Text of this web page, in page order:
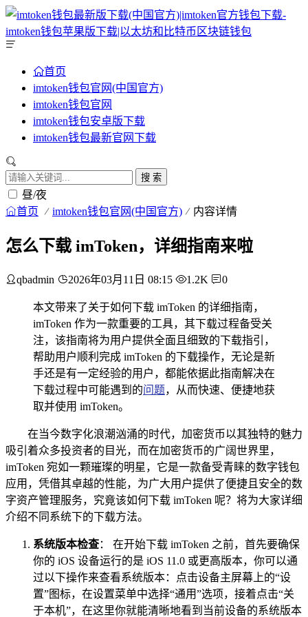
首页
imtoken钱包官网(中国官方)
imtoken钱包官网
imtoken钱包安卓版下载
imtoken钱包最新官网下载
搜 索
昼/夜
首页 imtoken钱包官网(中国官方) 内容详情
怎么下载 imToken，详细指南来啦
qbadmin 2026年03月11日 08:15 1.2K 0
本文带来了关于如何下载 imToken 的详细指南，
imToken 作为一款重要的工具，其下载过程备受关
注，该指南将为用户提供全面且细致的下载指引，
帮助用户顺利完成 imToken 的下载操作，无论是新
手还是有一定经验的用户，都能依据此指南解决在
下载过程中可能遇到的问题，从而快速、便捷地获
取并使用 imToken。
在当今数字化浪潮汹涌的时代，加密货币以其独特的魅力
吸引着众多投资者的目光，而在加密货币的广阔世界里，
imToken 宛如一颗璀璨的明星，它是一款备受青睐的数字钱包
应用，凭借其卓越的性能，为广大用户提供了便捷且安全的数
字资产管理服务，究竟该如何下载 imToken 呢？将为大家详细
介绍不同系统下的下载方法。
系统版本检查： 在开始下载 imToken 之前，首先要确保
你的 iOS 设备运行的是 iOS 11.0 或更高版本，你可以通
过以下操作来查看系统版本：点击设备主屏幕上的“设
置”图标，在设置菜单中选择“通用”选项，接着点击“关
于本机”，在这里你就能清晰地看到当前设备的系统版本